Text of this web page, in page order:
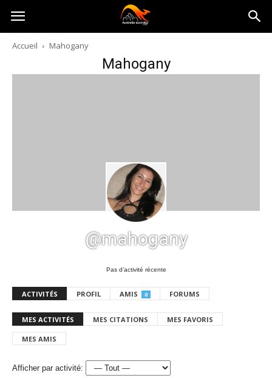
Australia-
australie.com
Accueil Mahogany
Mahogany
@mahogany
Pas d’activité récente
ACTIVITÉS PROFIL AMIS 0 FORUMS
MES ACTIVITÉS MES CITATIONS MES FAVORIS
MES AMIS
Afficher par activité: